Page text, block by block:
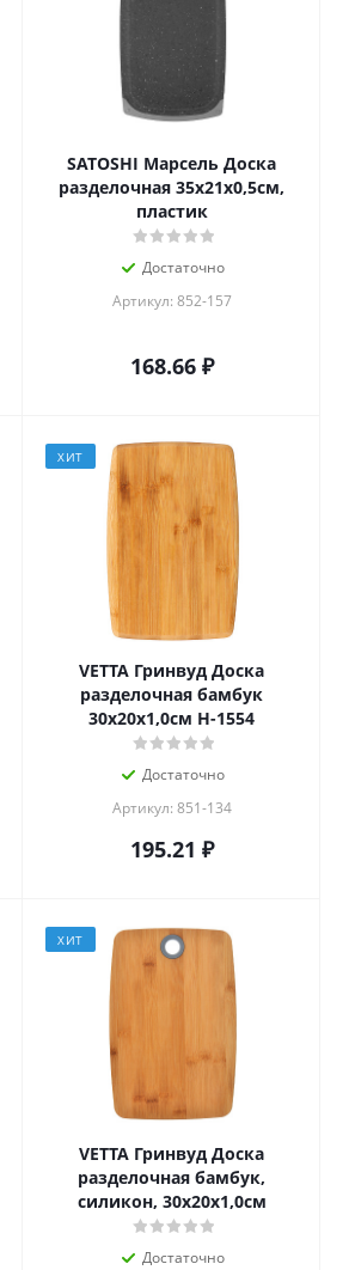
SATOSHI Марсель Доска
разделочная 35х21х0,5см,
пластик
Достаточно
Артикул: 852-157
168.66₽
ХИТ
VETTA Гринвуд Доска
разделочная бамбук
30х20х1,0см H-1554
Достаточно
Артикул: 851-134
195.21 ₽
ХИТ
VETTA Гринвуд Доска
разделочная бамбук,
силикон, 30х20х1,0см
Достаточно